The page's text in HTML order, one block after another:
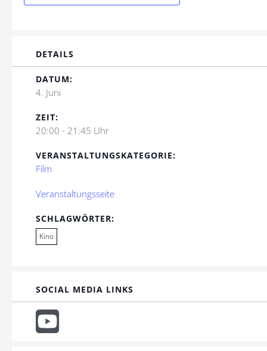
DETAILS
DATUM:
4. Juni
ZEIT:
20:00 - 21:45 Uhr
VERANSTALTUNGSKATEGORIE:
Film
Veranstaltungsseite
SCHLAGWÖRTER:
Kino
SOCIAL MEDIA LINKS